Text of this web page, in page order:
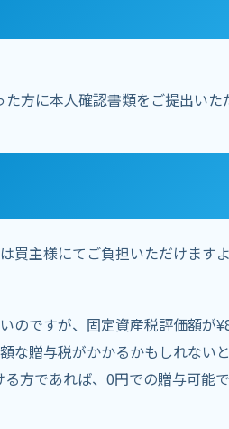
方に本人確認書類をご提出いた
買主様にてご負担いただけます
のですが、固定資産税評価額が
な贈与税がかかるかもしれないと
方であれば、0円での贈与可能で